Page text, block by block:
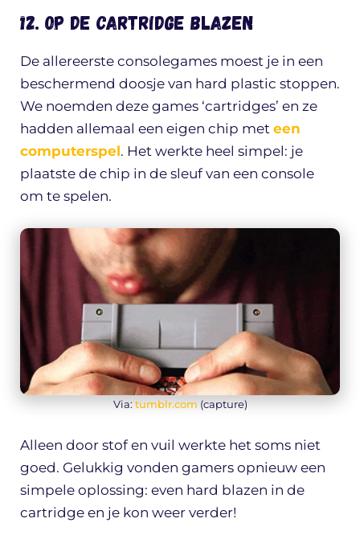
12. Op de cartridge blazen
De allereerste consolegames moest je in een
beschermend doosje van hard plastic stoppen.
We noemden deze games ‘cartridges’ en ze
hadden allemaal een eigen chip met een
computerspel. Het werkte heel simpel: je
plaatste de chip in de sleuf van een console
om te spelen.
Via: tumblr.com (capture)
Alleen door stof en vuil werkte het soms niet
goed. Gelukkig vonden gamers opnieuw een
simpele oplossing: even hard blazen in de
cartridge en je kon weer verder!